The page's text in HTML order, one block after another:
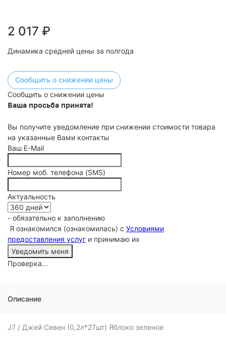
2 017 ₽
Динамика средней цены за полгода
Сообщить о снижении цены
Сообщить о снижении цены
Ваша просьба принята!
Вы получите уведомление при снижении стоимости товара
на указанные Вами контакты
Ваш E-Mail
Номер моб. телефона (SMS)
Актуальность
- обязательно к заполнению
Я ознакомился (ознакомилась) с Условиями
предоставления услуг и принимаю их
Проверка...
Описание
J7 / Джей Севен (0,2л*27шт) Яблоко зеленое